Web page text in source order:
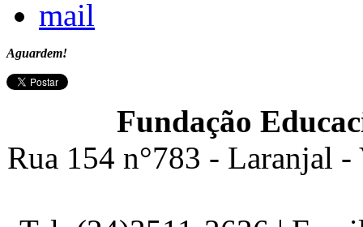
Aguardem!
Fundação
Rua 154 n°783 - Laranjal